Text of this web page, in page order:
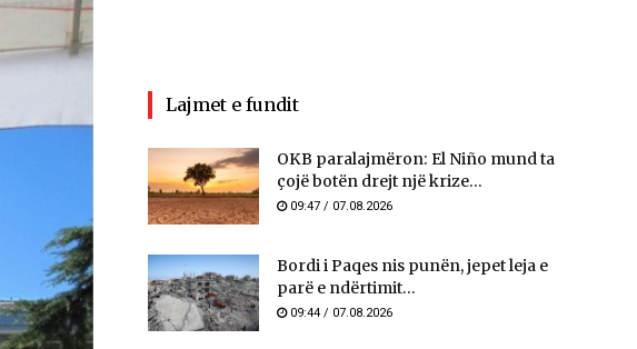
Lajmet e fundit
OKB paralajmëron: El Niño mund ta
çojë botën drejt një krize...
09:47 / 07.08.2026
Bordi i Paqes nis punën, jepet leja e
parë e ndërtimit...
09:44 / 07.08.2026